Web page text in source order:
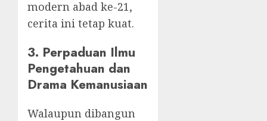
modern abad ke-21,
cerita ini tetap kuat.
3. Perpaduan Ilmu
Pengetahuan dan
Drama Kemanusiaan
Walaupun dibangun